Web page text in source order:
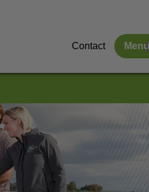
Contact Menu